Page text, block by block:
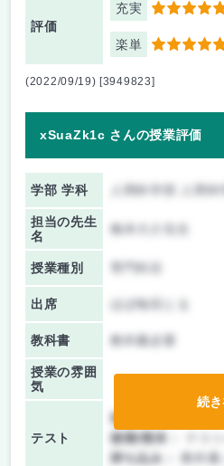
評価
充実 5
楽単 5
(2022/09/19) [3949823]
xSuaZk1c さんの授業評価
学部 学科
担当の先生
名
梅本大介先生
授業種別
出席 ほぼ毎回とる
教科書 教科書必要
授業の雰囲
気
テスト
前期/中間：
後期/期末：
持ち込み：
教科書
続き